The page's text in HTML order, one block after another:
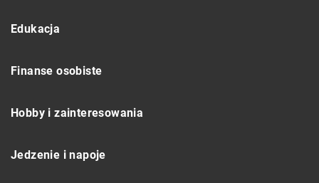
Edukacja
Finanse osobiste
Hobby i zainteresowania
Jedzenie i napoje